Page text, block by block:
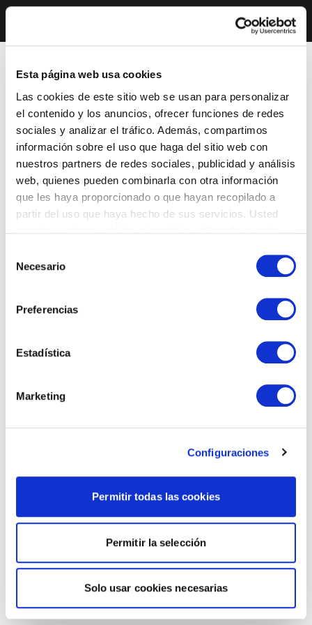
Esta página web usa cookies
Las cookies de este sitio web se usan para personalizar
el contenido y los anuncios, ofrecer funciones de redes
sociales y analizar el tráfico. Además, compartimos
información sobre el uso que haga del sitio web con
nuestros partners de redes sociales, publicidad y análisis
web, quienes pueden combinarla con otra información
que les haya proporcionado o que hayan recopilado a
partir del uso que haya hecho de sus servicios. Usted
Necesario
Preferencias
Estadística
Marketing
Configuraciones
Permitir todas las cookies
Permitir la selección
Solo usar cookies necesarias